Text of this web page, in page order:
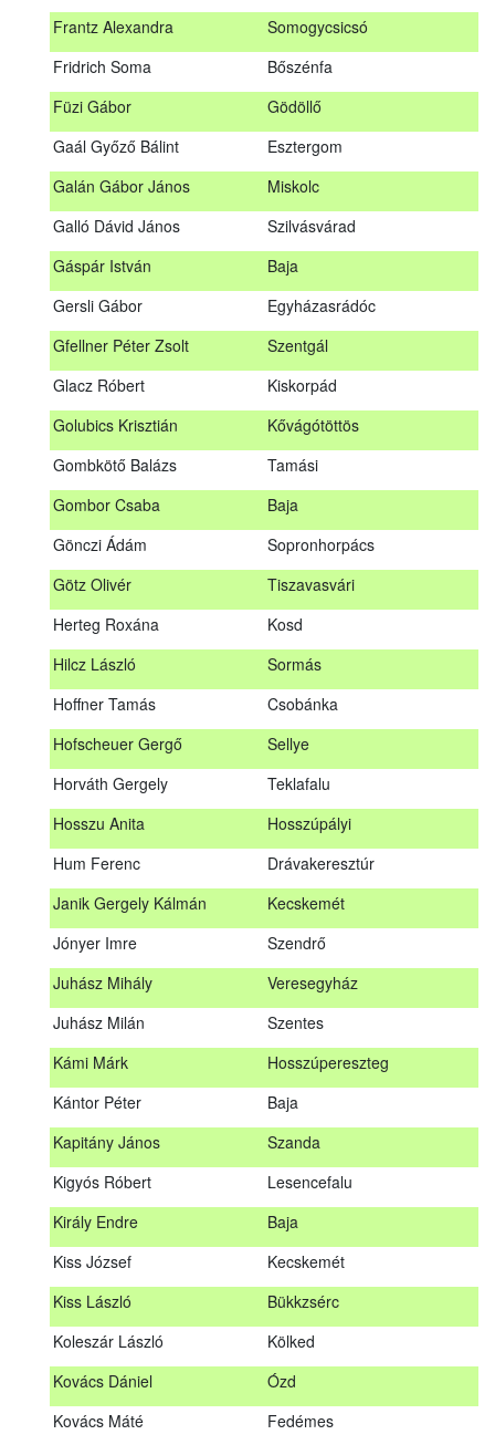
Frantz Alexandra
Somogycsicsó
Fridrich Soma
Bőszénfa
Füzi Gábor
Gödöllő
Gaál Győző Bálint
Esztergom
Galán Gábor János
Miskolc
Galló Dávid János
Szilvásvárad
Gáspár István
Baja
Gersli Gábor
Egyházasrádóc
Gfellner Péter Zsolt
Szentgál
Glacz Róbert
Kiskorpád
Golubics Krisztián
Kővágótöttös
Gombkötő Balázs
Tamási
Gombor Csaba
Baja
Gönczi Ádám
Sopronhorpács
Götz Olivér
Tiszavasvári
Herteg Roxána
Kosd
Hilcz László
Sormás
Hoffner Tamás
Csobánka
Hofscheuer Gergő
Sellye
Horváth Gergely
Teklafalu
Hosszu Anita
Hosszúpályi
Hum Ferenc
Drávakeresztúr
Janik Gergely Kálmán
Kecskemét
Jónyer Imre
Szendrő
Juhász Mihály
Veresegyház
Juhász Milán
Szentes
Kámi Márk
Hosszúpereszteg
Kántor Péter
Baja
Kapitány János
Szanda
Kigyós Róbert
Lesencefalu
Király Endre
Baja
Kiss József
Kecskemét
Kiss László
Bükkzsérc
Koleszár László
Kölked
Kovács Dániel
Ózd
Kovács Máté
Fedémes
Dombóvár
Fekete Ádám
Bocskaikert
Gaál Győző Bálint
Esztergom
Miskolc
Szilvásvárad
Egyházasrádóc
Kiskorpád
Kővágótöttös
Gombor Csaba
Kosd
Csobánka
Horváth Gergely
Hosszu Anita
Drávakeresztúr
Szendrő
Veresegyház
Juhász Milán
Kámi Márk
Kántor Péter
Baja